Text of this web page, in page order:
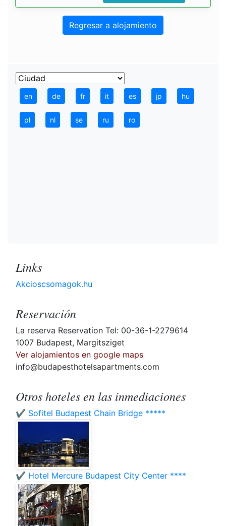
Regresar a alojamiento
en de fr it es jp hu
pl nl se ru ro
Links
Akcioscsomagok.hu
Reservación
La reserva Reservation Tel: 00-36-1-2279614
1007 Budapest, Margitsziget
Ver alojamientos en google maps
info@budapesthotelsapartments.com
Otros hoteles en las inmediaciones
✔️ Sofitel Budapest Chain Bridge *****
✔️ Hotel Mercure Budapest City Center ****